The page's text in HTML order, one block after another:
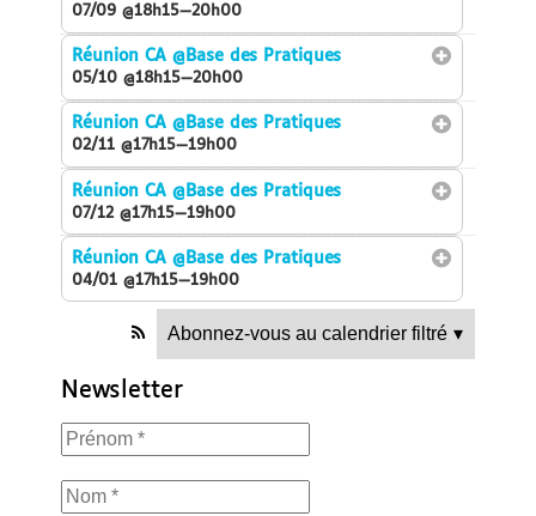
07/09 @18h15—20h00
Réunion CA@Base des Pratiques
05/10 @18h15—20h00
Réunion CA@Base des Pratiques
02/11 @17h15—19h00
Réunion CA@Base des Pratiques
07/12 @17h15—19h00
Réunion CA@Base des Pratiques
04/01 @17h15—19h00
Abonnez-vous au calendrier filtré ▾
Newsletter